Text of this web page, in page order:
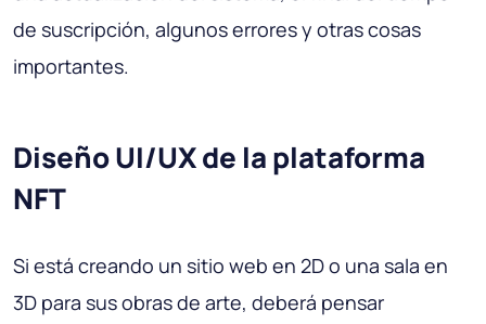
de suscripción, algunos errores y otras cosas
importantes.
Diseño UI/UX de la plataforma
NFT
Si está creando un sitio web en 2D o una sala en
3D para sus obras de arte, deberá pensar